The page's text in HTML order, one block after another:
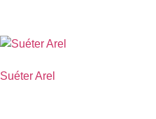
Suéter Arel